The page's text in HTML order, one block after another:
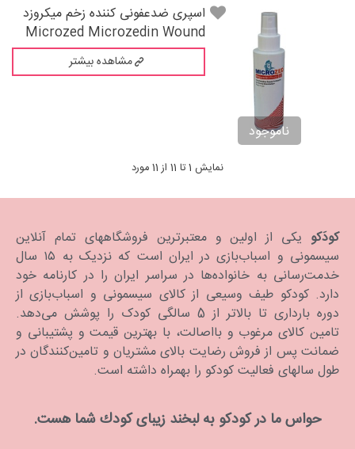
ناموجود
اسپری ضدعفونی کننده زخم میکروزد
Microzed Microzedin Wound
مشاهده بیشتر
نمایش 1 تا 11 از 11 مورد
کودَکو یکی از اولین و معتبرترین فروشگاههای تمام آنلاین
سیسمونی و اسباب‌بازی در ایران است که نزدیک به ۱۵ سال
خدمت‌رسانی به خانواده‌ها در سراسر ایران را در کارنامه خود
دارد. كودكو طیف وسیعی از کالای سیسمونی و اسباب‌بازی از
دوره بارداری تا بالاتر از 5 سالگی کودک را پوشش می‌دهد.
تامین کالای مرغوب و بااصالت، با بهترین قیمت و پشتیبانی و
ضمانت پس از فروش رضایت بالای مشتریان و تامین‌کنندگان در
طول سالهای فعالیت کودکو را بهمراه داشته است.
حواس ما در كودكو به لبخند زیبای كودك شما هست.